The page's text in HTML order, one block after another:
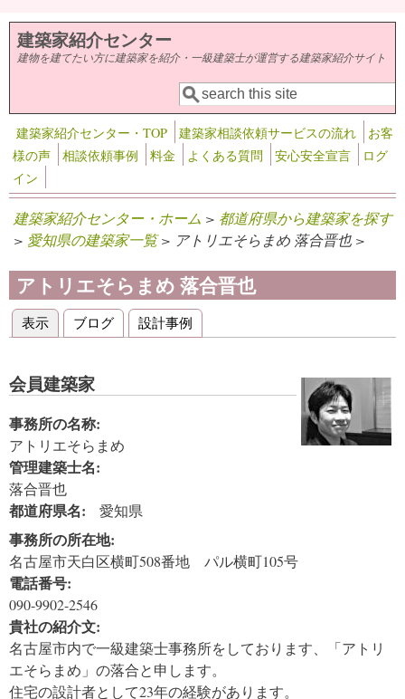
メインコンテンツに移動
建築家紹介センター
建物を建てたい方に建築家を紹介・一級建築士が運営する建築家紹介サイト
検索フォーム
検索
建築家紹介センター・TOP 建築家相談依頼サービスの流れ
お客
様の声
相談依頼事例 料金 よくある質問 安心安全宣言
ログ
イン
建築家紹介センター・ホーム > 都道府県から建築家を探す
> 愛知県の建築家一覧> アトリエそらまめ 落合晋也 >
アトリエそらまめ 落合晋也
プライマリータブ
表示 (アクティブなタブ)
ブログ 設計事例
会員建築家
事務所の名称:
アトリエそらまめ
管理建築士名:
落合晋也
都道府県名: 愛知県
事務所の所在地:
名古屋市天白区横町508番地 パル横町105号
電話番号:
090-9902-2546
貴社の紹介文:
名古屋市内で一級建築士事務所をしております、「アトリ
エそらまめ」の落合と申します。
住宅の設計者として23年の経験があります。